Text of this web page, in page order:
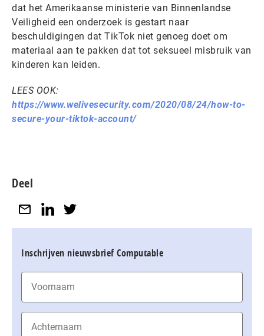
dat het Amerikaanse ministerie van Binnenlandse
Veiligheid een onderzoek is gestart naar
beschuldigingen dat TikTok niet genoeg doet om
materiaal aan te pakken dat tot seksueel misbruik van
kinderen kan leiden.
LEES OOK:
https://www.welivesecurity.com/2020/08/24/how-to-
secure-your-tiktok-account/
Deel
Inschrijven nieuwsbrief Computable